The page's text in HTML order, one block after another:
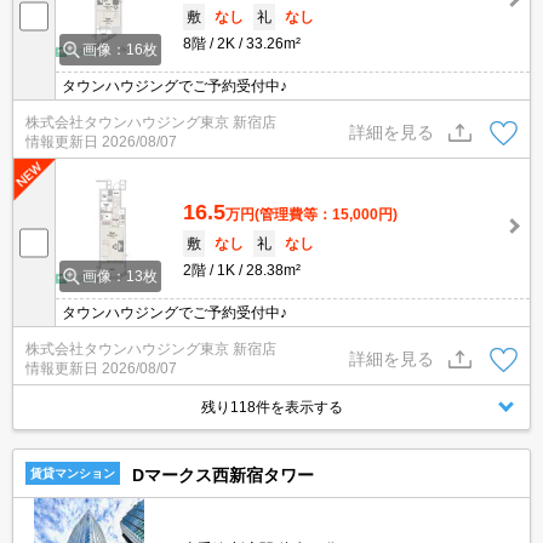
画像：16枚
敷 なし 礼
なし
8階
2K 33.26m²
タウンハウジングでご予約受付中♪
株式会社タウンハウジング東京 新宿店
情報更新日 2026/08/07
詳細を見る
画像：13枚
16.5万円(管理費等：15,000円)
敷
なし 礼
なし
2階
1K 28.38m²
タウンハウジングでご予約受付中♪
株式会社タウンハウジング東京 新宿店
情報更新日 2026/08/07
詳細を見る
残り118件を表示する
賃貸マンション Dマークス西新宿タワー